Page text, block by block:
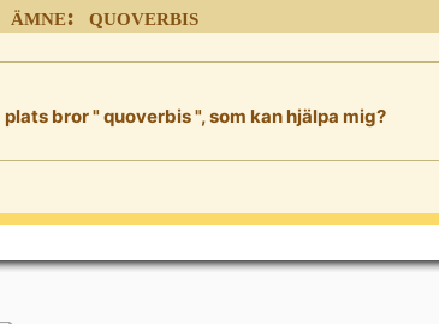
ämne: quoverbis
bror " quoverbis ", som kan hjälpa mig?